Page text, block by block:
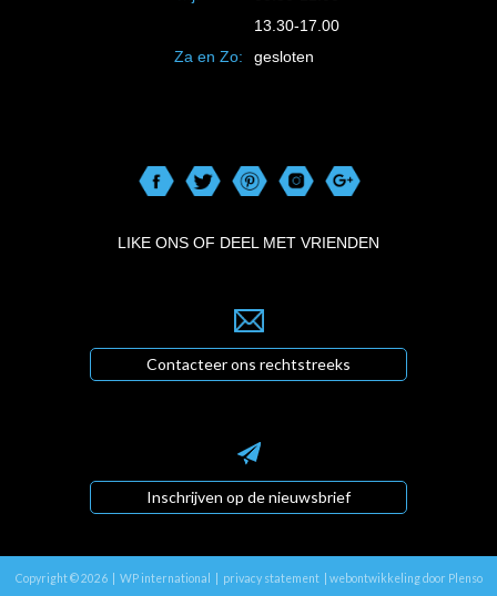
13.30-17.00
Za en Zo:
gesloten
LIKE ONS OF DEEL MET VRIENDEN
Contacteer ons rechtstreeks
Inschrijven op de nieuwsbrief
Copyright © 2026 | WP international | privacy statement| webontwikkeling door Plenso